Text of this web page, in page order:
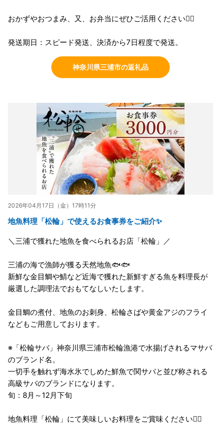
おかずやおつまみ、又、お弁当にぜひご活用ください💁‍♀️
発送期日：スピード発送、決済から7日程度で発送。
神奈川県三浦市の返礼品
2026年04月17日（金）17時11分
地魚料理「松輪」で使えるお食事券をご紹介✨
＼三浦で獲れた地魚を食べられるお店「松輪」／
三浦の海で漁師が獲る天然地魚🐟🐟
新鮮な金目鯛や鯖など近海で獲れた新鮮すぎる魚を料理長が
厳選した調理法でおもてなしいたします。
金目鯛の煮付、地魚のお刺身、松輪さばや黄金アジのフライ
などもご用意しております。
※「松輪サバ」神奈川県三浦市松輪漁港で水揚げされるマサバ
のブランド名。
一切手を触れず海水氷でしめた鮮魚で関サバと並び称される
高級サバのブランドになります。
旬：8月～12月下旬
地魚料理「松輪」にて美味しいお料理をご賞味ください💁‍♀️